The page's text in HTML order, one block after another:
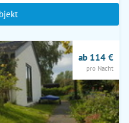
ab 114 €
pro Nacht